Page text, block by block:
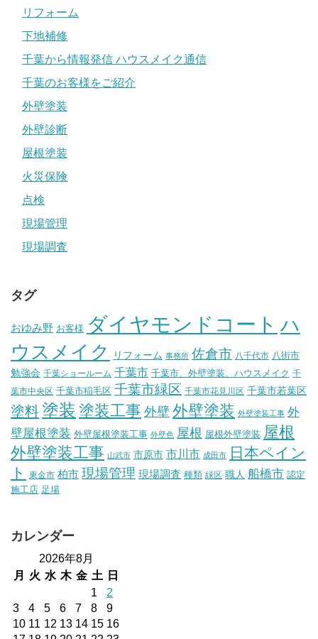
リフォーム
下地補修
千葉から情報発信 ハウスメイク通信
千葉のお客様をご紹介
外壁塗装
外壁診断
屋根塗装
火災保険
点検
現場管理
現場調査
タグ
おゆみ野 お客様 ダイヤモンドコート ハ
ウスメイク
リフォーム 事務所 佐倉市 八千代市 八街市
勉強会 千葉ショールーム 千葉市 千葉市、外壁塗装、ハウスメイク 千
葉市中央区 千葉市稲毛区 千葉市緑区 千葉市花見川区 千葉市若葉区
塗料塗装 塗装工事 外壁 外壁塗装 外壁塗装工事 外
壁屋根塗装 外壁屋根塗装工事 外壁色 屋根 屋根外壁塗装 屋根
外壁塗装工事 山武市 市原市 市川市 成田市
日本ペイン
ト
東金市 柏市 現場管理 現場調査 種類 緑区 職人 船橋市 認定
施工店 足場
カレンダー
2026年8月
月
火 水 木 金 土
日
1
2
3
4 5 6 7 8
9
10 11 12 13 14 15 16